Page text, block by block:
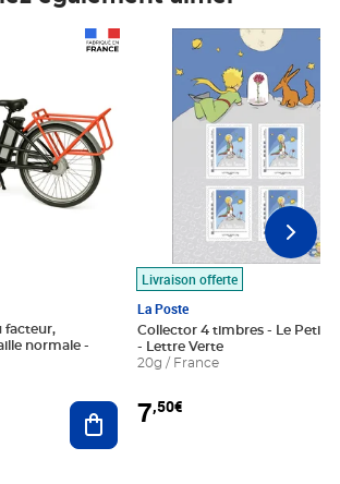
facteur,
Ajouter au panier
Livraison offerte
La Poste
Collector 4 timbres - Le Petit
- Lettre Verte
20g / France
7,50€
Prix 7,50€